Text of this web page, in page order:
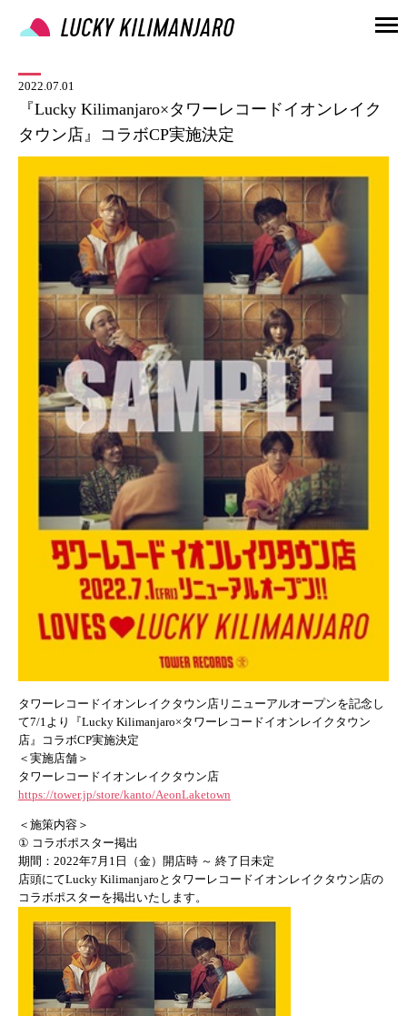
2022.07.01
『Lucky Kilimanjaro×タワーレコードイオンレイク
タウン店』コラボCP実施決定
タワーレコードイオンレイクタウン店リニューアルオープンを記念し
て7/1より『Lucky Kilimanjaro×タワーレコードイオンレイクタウン
店』
コラボCP実施決定
＜実施店舗＞
タワーレコードイオンレイクタウン店
https://tower.jp/store/kanto/AeonLaketown
＜施策内容＞
① コラボポスター掲出
期間：2022年7月1日（金）開店時 ～ 終了日未定
店頭にてLucky Kilimanjaroとタワーレコードイオンレイクタウン店の
コラボポスターを掲出いたします。